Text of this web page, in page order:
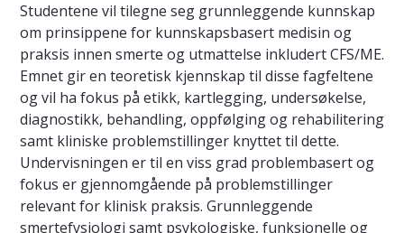
Studentene vil tilegne seg grunnleggende kunnskap
om prinsippene for kunnskapsbasert medisin og
praksis innen smerte og utmattelse inkludert CFS/ME.
Emnet gir en teoretisk kjennskap til disse fagfeltene
og vil ha fokus på etikk, kartlegging, undersøkelse,
diagnostikk, behandling, oppfølging og rehabilitering
samt kliniske problemstillinger knyttet til dette.
Undervisningen er til en viss grad problembasert og
fokus er gjennomgående på problemstillinger
relevant for klinisk praksis. Grunnleggende
smertefysiologi samt psykologiske, funksjonelle og